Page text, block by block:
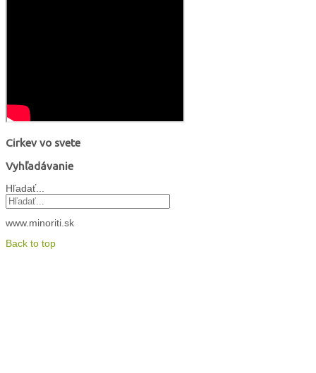
Cirkev vo svete
Vyhľadávanie
Hľadať...
www.minoriti.sk
Back to top